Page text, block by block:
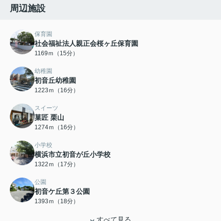
周辺施設
保育園
社会福祉法人親正会桜ヶ丘保育園
1169ｍ（15分）
幼稚園
初音丘幼稚園
1223ｍ（16分）
スイーツ
菓匠 栗山
1274ｍ（16分）
小学校
横浜市立初音が丘小学校
1322ｍ（17分）
公園
初音ケ丘第３公園
1393ｍ（18分）